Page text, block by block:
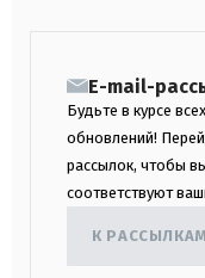
E-mail-
Будьте в курсе
обновлений!
рассылок, чтобы
соответствуют
К РАССЫЛКАМ